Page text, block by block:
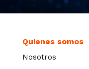
Quienes somos
Nosotros